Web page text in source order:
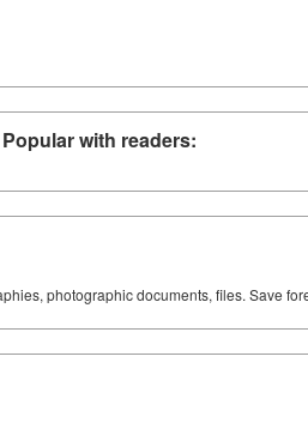
Popular with readers:
photographic documents, files. Save